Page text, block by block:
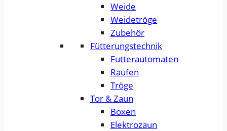
Weide
Weidetröge
Zubehör
Fütterungstechnik
Futterautomaten
Raufen
Tröge
Tor & Zaun
Boxen
Elektrozaun